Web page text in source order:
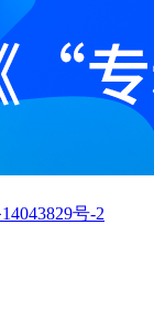
号-2